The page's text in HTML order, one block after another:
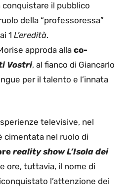
il pubblico
della “professoressa”
1 L’eredità.
approda alla co-
Vostri, al fianco di Giancarlo
per il talento e l’innata
televisive, nel
cimentata nel ruolo di
reality show L’Isola dei
ore, tuttavia, il nome di
l’attenzione dei